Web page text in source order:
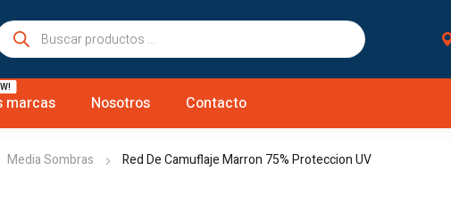
marcas Nosotros Contacto
Media Sombras Red De Camuflaje Marron 75% Proteccion UV